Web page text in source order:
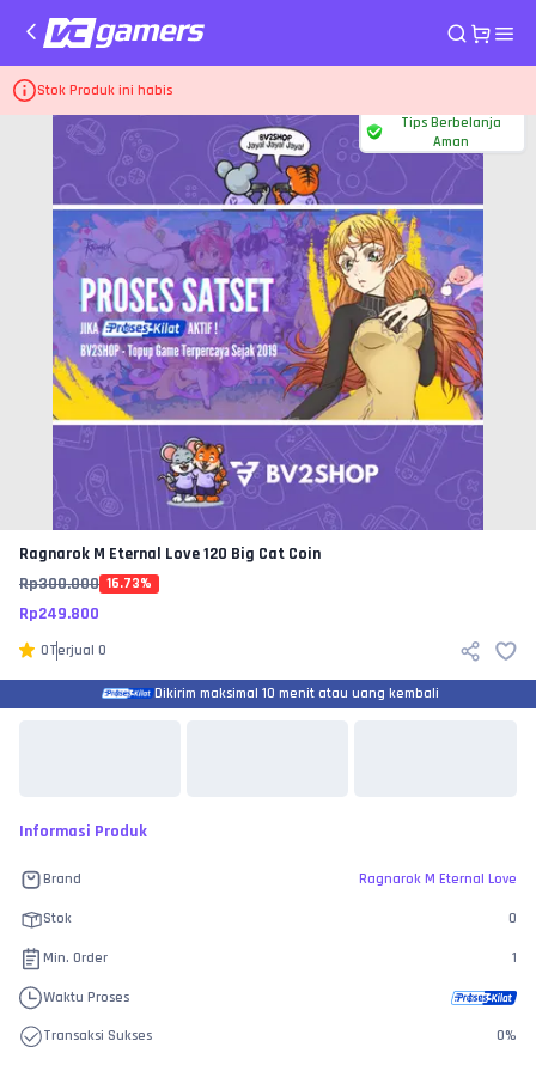
Stok Produk ini habis
Home Top Up Game Ragnarok M Eternal Love
Tips Berbelanja
Aman
Ragnarok M Eternal Love120 Big Cat Coin
Rp300.000 16.73%
Rp249.800
0Terjual 0
Dikirim maksimal 10 menit atau uang kembali
Informasi Produk
Brand Ragnarok M Eternal Love
Stok 0
Min. Order 1
Waktu Proses
Transaksi Sukses 0%